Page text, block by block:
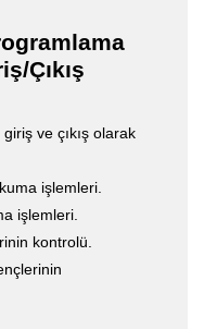
Çıkış
giriş ve çıkış olarak
işlemleri.
işlemleri.
kontrolü.